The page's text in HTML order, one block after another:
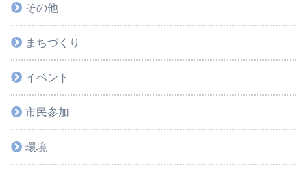
その他
まちづくり
イベント
市民参加
環境